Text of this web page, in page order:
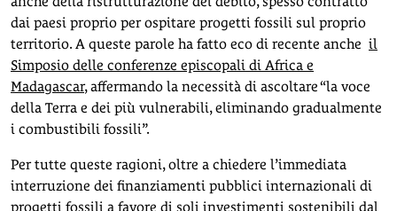
dai paesi proprio per ospitare progetti fossili sul proprio
territorio. A queste parole ha fatto eco di recente anche il
Simposio delle conferenze episcopali di Africa e
Madagascar, affermando la necessità di ascoltare “la voce
della Terra e dei più vulnerabili, eliminando gradualmente
i combustibili fossili”.
Per tutte queste ragioni, oltre a chiedere l’immediata
interruzione dei finanziamenti pubblici internazionali di
progetti fossili a favore di soli investimenti sostenibili dal